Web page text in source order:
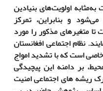
اولویت‌های بنیادین
و بنابراین، تمرکز
متغیرهای مذکور را مورد
نظام اجتماعی افغانستان
است که با تشدید امواج
بر دامنه این پیچیدگی
ریشه­ های اجتماعی امنیت